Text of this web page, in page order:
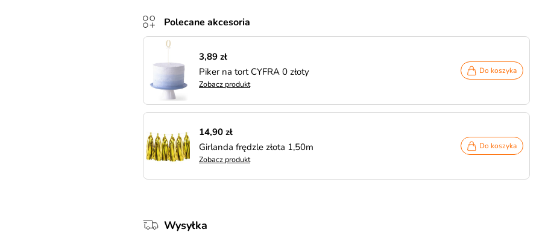
Polecane akcesoria
3,89 zł
Piker na tort CYFRA 0 złoty
Zobacz produkt
Do koszyka
14,90 zł
Girlanda frędzle złota 1,50m
Zobacz produkt
Do koszyka
Wysyłka